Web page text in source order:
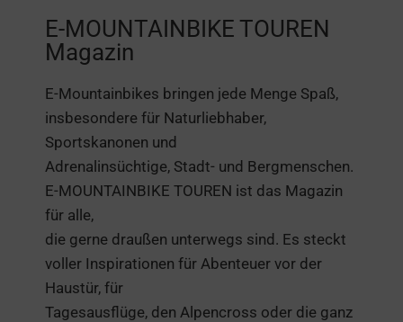
E-MOUNTAINBIKE TOUREN
Magazin
E-Mountainbikes bringen jede Menge Spaß,
insbesondere für Naturliebhaber,
Sportskanonen und
Adrenalinsüchtige, Stadt- und Bergmenschen.
E-MOUNTAINBIKE TOUREN ist das Magazin
für alle,
die gerne draußen unterwegs sind. Es steckt
voller Inspirationen für Abenteuer vor der
Haustür, für
Tagesausflüge, den Alpencross oder die ganz